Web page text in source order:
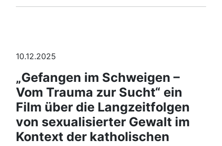
10.12.2025
„Gefangen im Schweigen –
Vom Trauma zur Sucht“ ein
Film über die Langzeitfolgen
von sexualisierter Gewalt im
Kontext der katholischen